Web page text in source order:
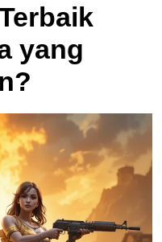
yang